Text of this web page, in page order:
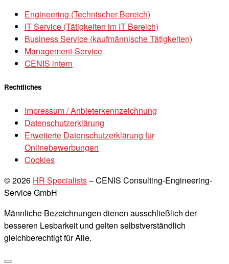
Engineering (Technischer Bereich)
IT Service (Tätigkeiten im IT Bereich)
Business Service (kaufmännische Tätigkeiten)
Management-Service
CENIS intern
Rechtliches
Impressum / Anbieterkennzeichnung
Datenschutzerklärung
Erweiterte Datenschutzerklärung für
Onlinebewerbungen
Cookies
© 2026 HR Specialists–CENIS Consulting-Engineering-
Service GmbH
Männliche Bezeichnungen dienen ausschließlich der
besseren Lesbarkeit und gelten selbstverständlich
gleichberechtigt für Alle.